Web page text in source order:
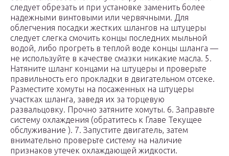
следует обрезать и при установке заменить более
надежными винтовыми или червячными. Для
облегчения посадки жестких шлангов на штуцеры
следует слегка смочить концы последних мыльной
водой, либо прогреть в теплой воде концы шланга —
не используйте в качестве смазки никакие масла. 5.
Натяните шланг концами на штуцеры и проверьте
правильность его прокладки в двигательном отсеке.
Разместите хомуты на посаженных на штуцеры
участках шланга, заведя их за торцевую
развальцовку. Прочно затяните хомуты. 6. Заправьте
систему охлаждения (обратитесь к Главе Текущее
обслуживание ). 7. Запустите двигатель, затем
внимательно проверьте систему на наличие
признаков утечек охлаждающей жидкости.